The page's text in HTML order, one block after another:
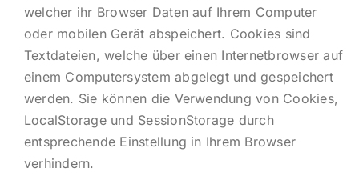
welcher ihr Browser Daten auf Ihrem Computer
oder mobilen Gerät abspeichert. Cookies sind
Textdateien, welche über einen Internetbrowser auf
einem Computersystem abgelegt und gespeichert
werden. Sie können die Verwendung von Cookies,
LocalStorage und SessionStorage durch
entsprechende Einstellung in Ihrem Browser
verhindern.